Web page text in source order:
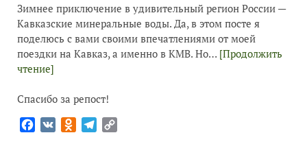
Зимнее приключение в удивительный регион России —
Кавказские минеральные воды. Да, в этом посте я
поделюсь с вами своими впечатлениями от моей
поездки на Кавказ, а именно в КМВ. Но… [Продолжить
чтение]
Спасибо за репост!
Facebook
VK Odnoklassniki
Telegram